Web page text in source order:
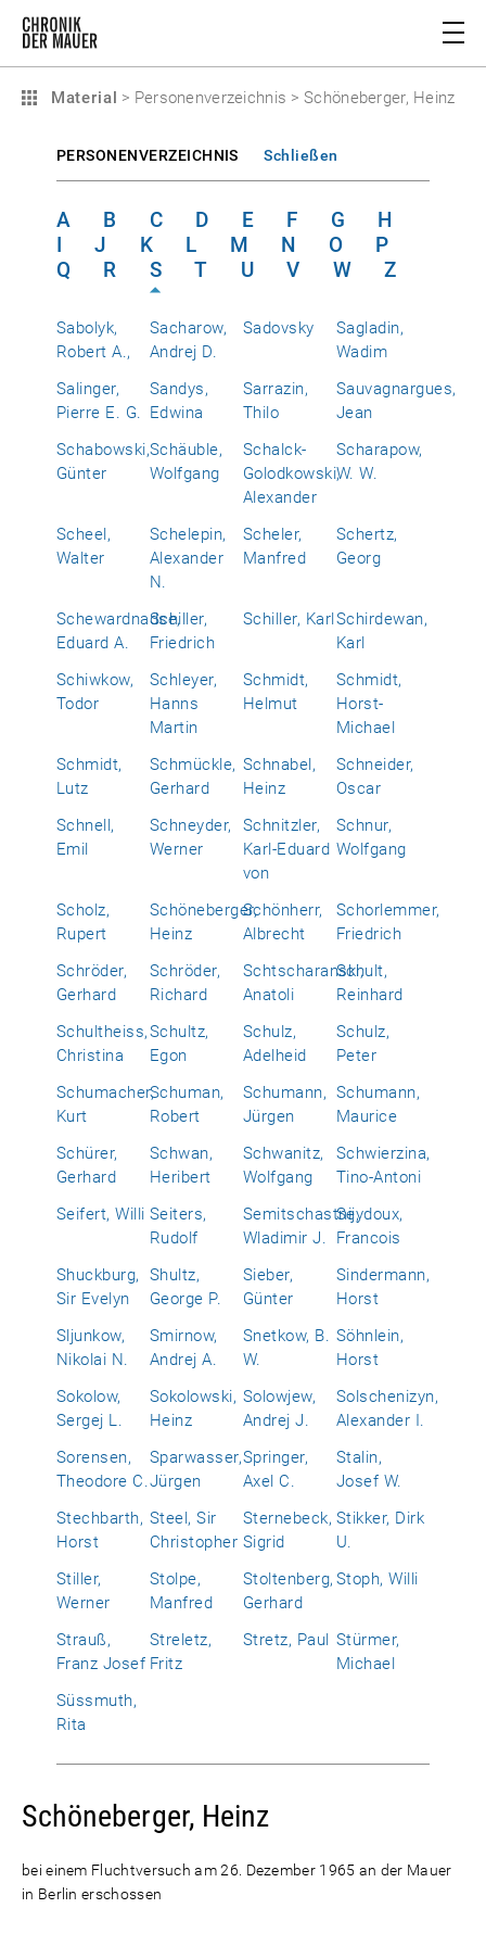
Material > Personenverzeichnis > Schöneberger, Heinz
PERSONENVERZEICHNIS Schließen
A B C D E F G
H
I
J K L M N O
P
Q
R S T U V W Z
Sabolyk,
Robert A.,
Sacharow,
Andrej D.
Sadovsky
Sagladin,
Wadim
Salinger,
Pierre E. G.
Sandys,
Edwina
Sarrazin,
Thilo
Sauvagnargues,
Jean
Schabowski,
Günter
Schäuble,
Wolfgang
Schalck-
Golodkowski,
Alexander
Scharapow,
W. W.
Scheel,
Walter
Schelepin,
Alexander
N.
Scheler,
Manfred
Schertz,
Georg
Schewardnadse,
Eduard A.
Schiller,
Friedrich
Schiller, KarlSchirdewan,
Karl
Schiwkow,
Todor
Schleyer,
Hanns
Martin
Schmidt,
Helmut
Schmidt,
Horst-
Michael
Schmidt,
Lutz
Schmückle,
Gerhard
Schnabel,
Heinz
Schneider,
Oscar
Schnell,
Emil
Schneyder,
Werner
Schnitzler,
Karl-Eduard
von
Schnur,
Wolfgang
Scholz,
Rupert
Schöneberger,
Heinz
Schönherr,
Albrecht
Schorlemmer,
Friedrich
Schröder,
Gerhard
Schröder,
Richard
Schtscharanski,
Anatoli
Schult,
Reinhard
Schultheiss,
Christina
Schultz,
Egon
Schulz,
Adelheid
Schulz,
Peter
Schumacher,
Kurt
Schuman,
Robert
Schumann,
Jürgen
Schumann,
Maurice
Schürer,
Gerhard
Schwan,
Heribert
Schwanitz,
Wolfgang
Schwierzina,
Tino-Antoni
Seifert, Willi Seiters,
Rudolf
Semitschastnij,
Wladimir J.
Seydoux,
Francois
Shuckburg,
Sir Evelyn
Shultz,
George P.
Sieber,
Günter
Sindermann,
Horst
Sljunkow,
Nikolai N.
Smirnow,
Andrej A.
Snetkow, B.
W.
Söhnlein,
Horst
Sokolow,
Sergej L.
Sokolowski,
Heinz
Solowjew,
Andrej J.
Solschenizyn,
Alexander I.
Sorensen,
Theodore C.
Sparwasser,
Jürgen
Springer,
Axel C.
Stalin,
Josef W.
Stechbarth,
Horst
Steel, Sir
Christopher
Sternebeck,
Sigrid
Stikker, Dirk
U.
Stiller,
Werner
Stolpe,
Manfred
Stoltenberg,
Gerhard
Stoph, Willi
Strauß,
Franz Josef
Streletz,
Fritz
Stretz, Paul Stürmer,
Michael
Süssmuth,
Rita
Schöneberger, Heinz
bei einem Fluchtversuch am 26. Dezember 1965 an der Mauer
in Berlin erschossen